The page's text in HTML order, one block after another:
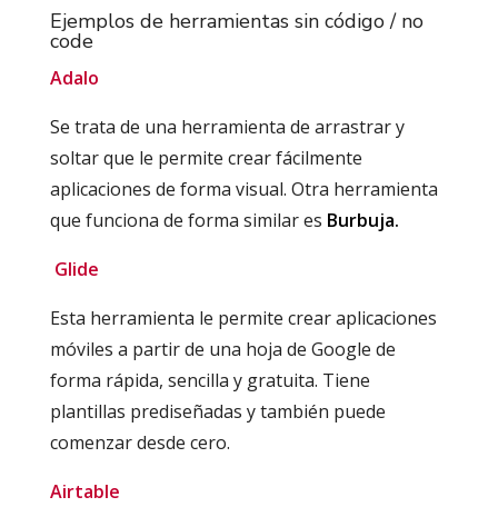
Ejemplos de herramientas sin código / no
code
Adalo
Se trata de una herramienta de arrastrar y
soltar que le permite crear fácilmente
aplicaciones de forma visual. Otra herramienta
que funciona de forma similar es Burbuja.
Glide
Esta herramienta le permite crear aplicaciones
móviles a partir de una hoja de Google de
forma rápida, sencilla y gratuita. Tiene
plantillas prediseñadas y también puede
comenzar desde cero.
Airtable